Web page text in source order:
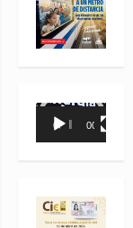
Reproductor
00:00 00:35